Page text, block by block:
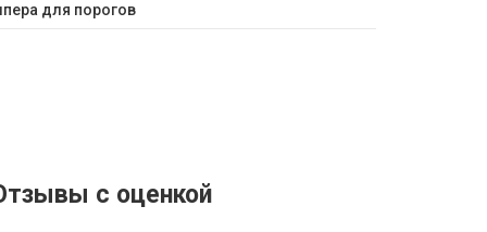
для порогов
с оценкой